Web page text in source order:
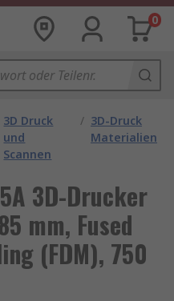
0
3D Druck
und
Scannen
/ 3D-Druck
Materialien
3D-Drucker
mm, Fused
(FDM), 750